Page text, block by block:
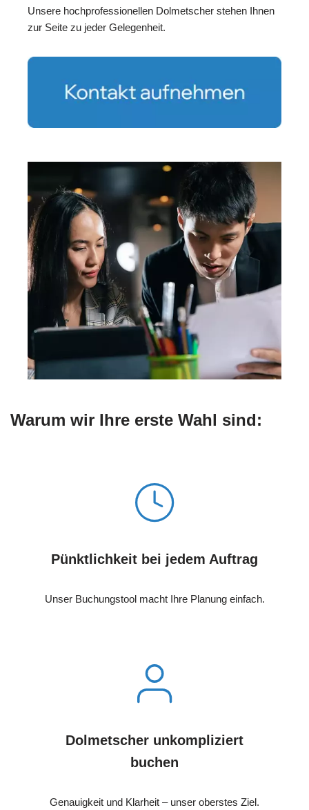
Unsere hochprofessionellen Dolmetscher stehen Ihnen
zur Seite zu jeder Gelegenheit.
Warum wir Ihre erste Wahl sind:
Pünktlichkeit bei jedem Auftrag
Unser Buchungstool macht Ihre Planung einfach.
Dolmetscher unkompliziert
buchen
Genauigkeit und Klarheit – unser oberstes Ziel.